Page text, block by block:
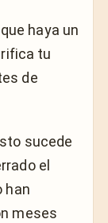
haya un
tu
de
sucede
el
han
meses